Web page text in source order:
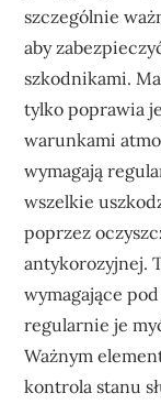
szczególnie
aby
szkodnikami.
tylko poprawia
warunkami
wymagają
wszelkie
poprzez
antykorozyjnej.
wymagające
regularnie je
Ważnym
kontrola stanu